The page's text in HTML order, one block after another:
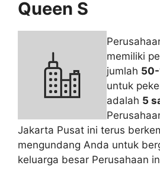
Queen S
memiliki
jumlah
untuk
adalah 5
Jakarta Pusat ini terus
mengundang Anda untuk
keluarga besar Perusahaan